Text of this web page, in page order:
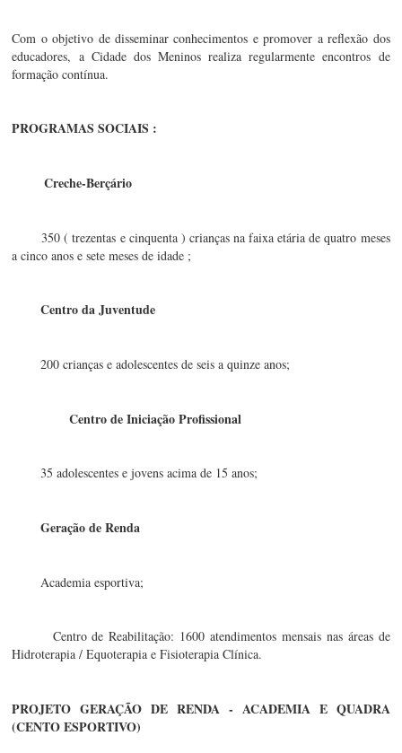
Com o objetivo de disseminar conhecimentos e promover a reflexão dos
educadores, a Cidade dos Meninos realiza regularmente encontros de
formação contínua.
PROGRAMAS SOCIAIS :
Creche-Berçário
350 ( trezentas e cinquenta ) crianças na faixa etária de quatro meses
a cinco anos e sete meses de idade ;
Centro da Juventude
200 crianças e adolescentes de seis a quinze anos;
Centro de Iniciação Profissional
35 adolescentes e jovens acima de 15 anos;
Geração de Renda
Academia esportiva;
Centro de Reabilitação: 1600 atendimentos mensais nas áreas de
Hidroterapia / Equoterapia e Fisioterapia Clínica.
PROJETO GERAÇÃO DE RENDA - ACADEMIA E QUADRA
(CENTO ESPORTIVO)